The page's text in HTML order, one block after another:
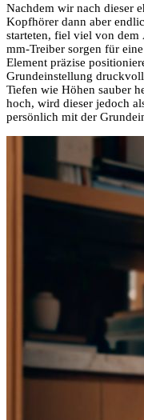
Nachdem wir nach dieser
Kopfhörer dann aber
starteten, fiel viel von
mm-Treiber sorgen für
Element präzise
Grundeinstellung
Tiefen wie Höhen sauber
hoch, wird dieser jedoch
persönlich mit der